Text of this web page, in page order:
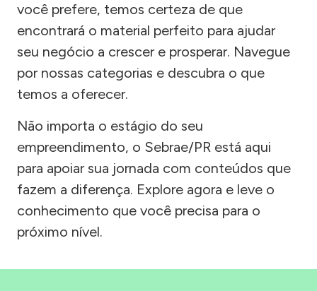
você prefere, temos certeza de que
encontrará o material perfeito para ajudar
seu negócio a crescer e prosperar. Navegue
por nossas categorias e descubra o que
temos a oferecer.
Não importa o estágio do seu
empreendimento, o Sebrae/PR está aqui
para apoiar sua jornada com conteúdos que
fazem a diferença. Explore agora e leve o
conhecimento que você precisa para o
próximo nível.